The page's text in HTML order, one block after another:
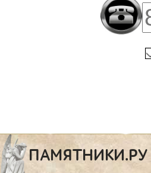
ПАМЯТНИКИ.РУ